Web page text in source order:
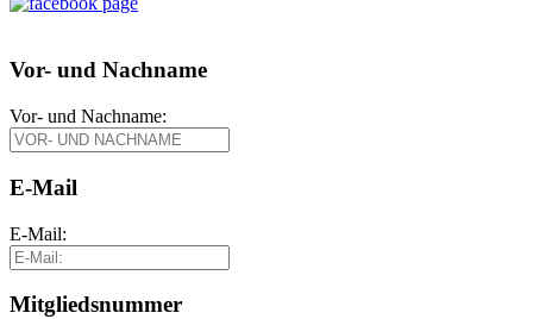
Vor- und Nachname
Vor- und Nachname:
E-Mail
E-Mail:
Mitgliedsnummer